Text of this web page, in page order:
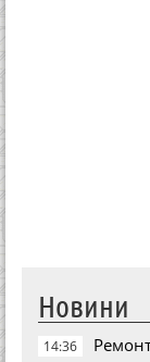
Новини
14:36